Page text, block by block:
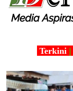
Terkini |